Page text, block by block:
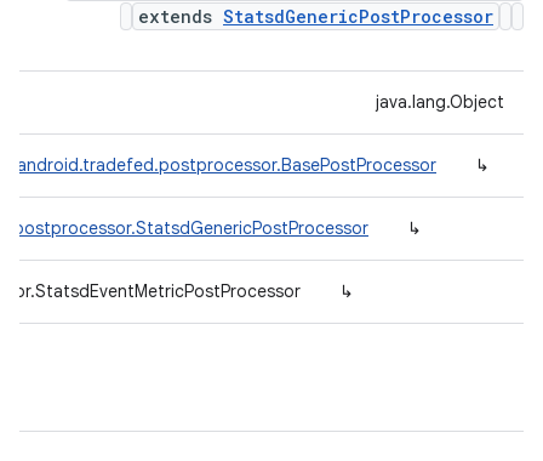
extends StatsdGenericPostProcessor
java.lang.Object
↳
↳
↳